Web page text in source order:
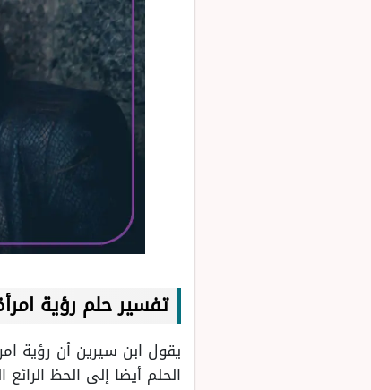
تفسير حلم رؤية
يقول ابن سيرين أن رؤية
الحلم أيضا إلى الحظ